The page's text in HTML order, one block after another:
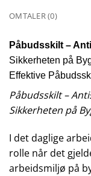
OMTALER (0)
Påbudsskilt –
Sikkerheten på
Effektive
Påbudsskilt –
Sikkerheten på
I det daglige
rolle når det
arbeidsmiljø på